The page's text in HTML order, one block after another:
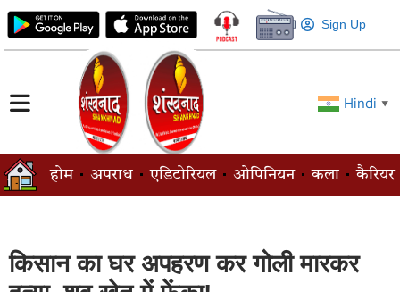
Sign Up
Hindi ▼
होम अपराध एडिटोरियल ओपिनियन कला कैरियर
किसान का घर अपहरण कर गोली मारकर